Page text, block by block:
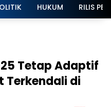
HUKUM RILIS
Tetap Adaptif
Terkendali di